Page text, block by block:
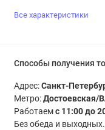
Все характеристики
Способы получения
Адрес:Санкт-
Метро:Достоевская/
Работаемс 11:00 до
Без обеда и выходных.